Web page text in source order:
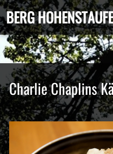
BERG
Charlie Chaplins